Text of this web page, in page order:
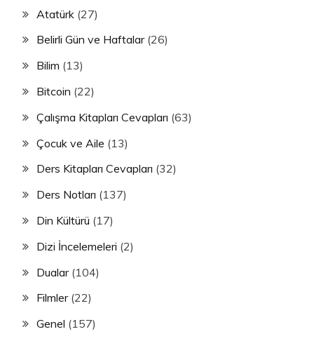
Atatürk (27)
Belirli Gün ve Haftalar(26)
Bilim (13)
Bitcoin (22)
Çalışma Kitapları Cevapları (63)
Çocuk ve Aile (13)
Ders Kitapları Cevapları (32)
Ders Notları (137)
Din Kültürü (17)
Dizi İncelemeleri (2)
Dualar(104)
Filmler(22)
Genel (157)